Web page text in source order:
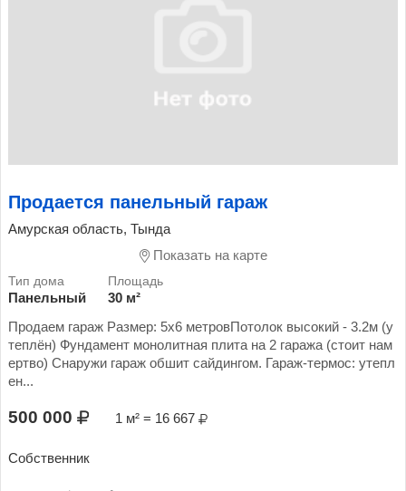
Продается панельный гараж
Амурская область, Тында
Показать на карте
Панельный
30 м²
Продаем гараж Размер: 5х6 метровПотолок высокий - 3.2м (у
теплён) Фундамент монолитная плита на 2 гаража (стоит нам
ертво) Снаружи гараж обшит сайдингом. Гараж-термос: утепл
ен...
500 000 1 м² = 16 667
Собственник